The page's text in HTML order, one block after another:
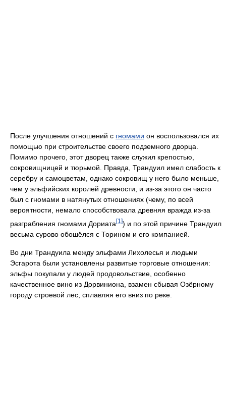
После улучшения отношений с гномами он воспользовался их
помощью при строительстве своего подземного дворца.
Помимо прочего, этот дворец также служил крепостью,
сокровищницей и тюрьмой. Правда, Трандуил имел слабость к
серебру и самоцветам, однако сокровищ у него было меньше,
чем у эльфийских королей древности, и из-за этого он часто
был с гномами в натянутых отношениях (чему, по всей
вероятности, немало способствовала древняя вражда из-за
разграбления гномами Дориата[1]) и по этой причине Трандуил
весьма сурово обошёлся с Торином и его компанией.
Во дни Трандуила между эльфами Лихолесья и людьми
Эсгарота были установлены развитые торговые отношения:
эльфы покупали у людей продовольствие, особенно
качественное вино из Дорвиниона, взамен сбывая Озёрному
городу строевой лес, сплавляя его вниз по реке.